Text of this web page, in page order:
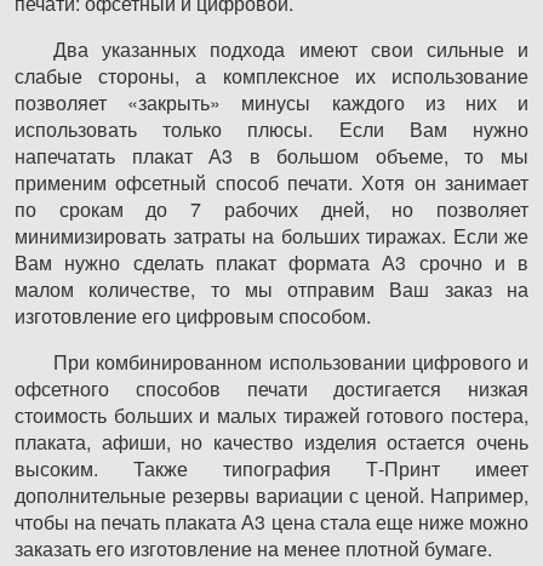
Два указанных подхода имеют свои сильные и
слабые стороны, а комплексное их использование
позволяет «закрыть» минусы каждого из них и
использовать только плюсы. Если Вам нужно
напечатать плакат А3 в большом объеме, то мы
применим офсетный способ печати. Хотя он занимает
по срокам до 7 рабочих дней, но позволяет
минимизировать затраты на больших тиражах. Если же
Вам нужно сделать плакат формата А3 срочно и в
малом количестве, то мы отправим Ваш заказ на
изготовление его цифровым способом.
При комбинированном использовании цифрового и
офсетного способов печати достигается низкая
стоимость больших и малых тиражей готового постера,
плаката, афиши, но качество изделия остается очень
высоким. Также типография Т-Принт имеет
дополнительные резервы вариации с ценой. Например,
чтобы на печать плаката А3 цена стала еще ниже можно
заказать его изготовление на менее плотной бумаге.